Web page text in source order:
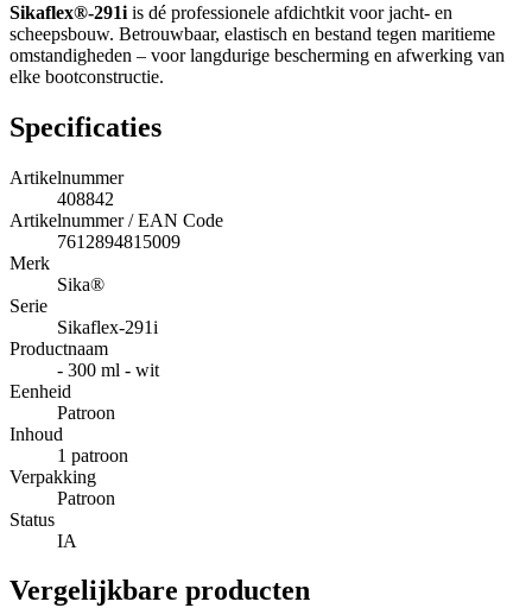
Sikaflex®-291i is dé professionele afdichtkit voor jacht- en
scheepsbouw. Betrouwbaar, elastisch en bestand tegen maritieme
omstandigheden – voor langdurige bescherming en afwerking van
elke bootconstructie.
Specificaties
Artikelnummer
408842
Artikelnummer / EAN Code
7612894815009
Merk
Sika®
Serie
Sikaflex-291i
Productnaam
- 300 ml - wit
Eenheid
Patroon
Inhoud
1 patroon
Verpakking
Patroon
Status
IA
Vergelijkbare producten